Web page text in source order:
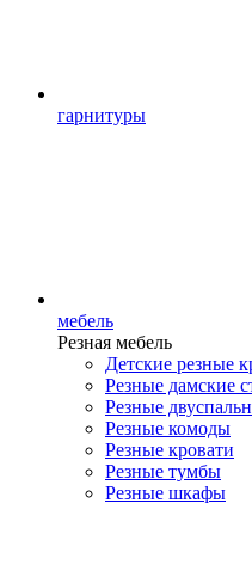
гарнитуры
мебель
Резная мебель
Детские резные
Резные дамские
Резные
Резные комоды
Резные кровати
Резные тумбы
Резные шкафы